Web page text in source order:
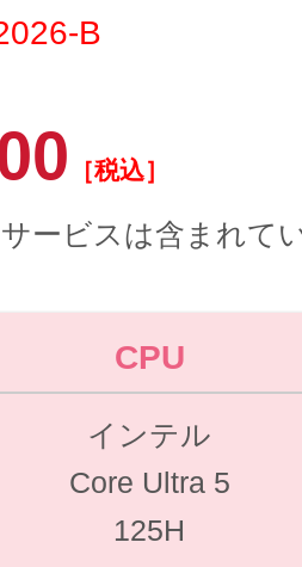
B
［税込］
ービスは含まれて
CPU
インテル
Core Ultra 5
125H